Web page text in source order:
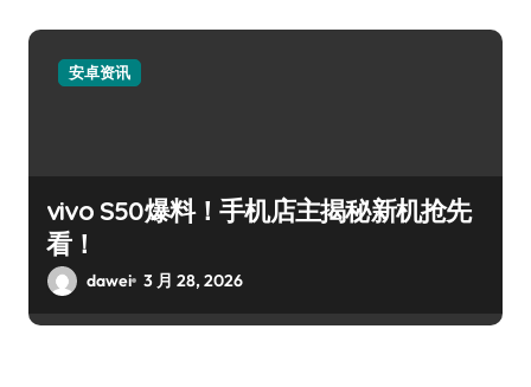
安卓资讯
vivo S50爆料！手机店主揭秘新机抢先
看！
dawei 3 月 28, 2026